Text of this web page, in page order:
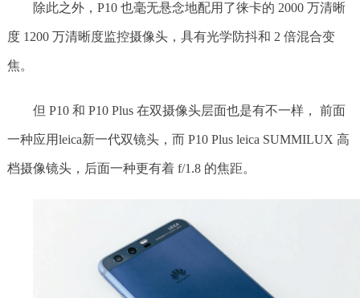
除此之外，P10 也毫无悬念地配用了徕卡的 2000 万清晰
度 1200 万清晰度监控摄像头，具有光学防抖和 2 倍混合变
焦。
但 P10 和 P10 Plus 在双摄像头层面也是有不一样， 前面
一种应用leica新一代双镜头，而 P10 Plus leica SUMMILUX 高
档摄像镜头，后面一种更有着 f/1.8 的焦距。